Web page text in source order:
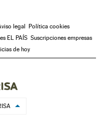
legal
Política cookies
EL PAÍS Suscripciones empresas
de hoy